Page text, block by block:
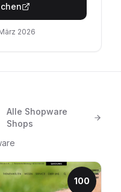
2026
Alle Shopware
Shops
100